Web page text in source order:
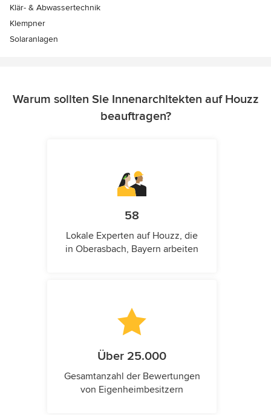
Klär- & Abwassertechnik
Klempner
Solaranlagen
Warum sollten Sie Innenarchitekten auf Houzz
beauftragen?
58
Lokale Experten auf Houzz, die
in Oberasbach, Bayern arbeiten
Über 25.000
Gesamtanzahl der Bewertungen
von Eigenheimbesitzern